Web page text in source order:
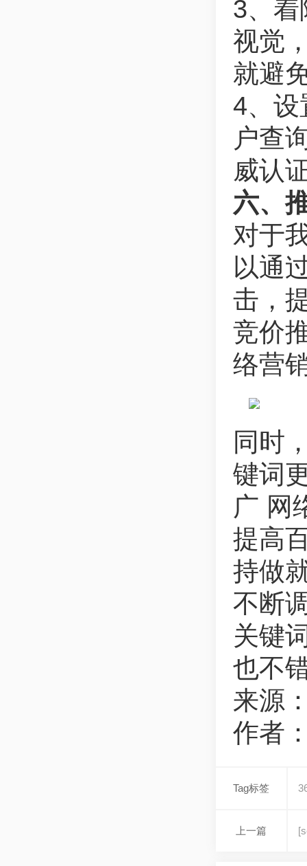
3、着
视觉
就避
4、设
户查
威认
六、
对于
以通
击，
竞价
络营
同时
键词
广 网
提高
持做
不断
关键
也不
来源
作者
Tag标签
上一篇